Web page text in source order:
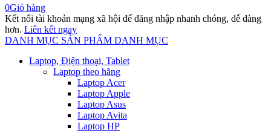
0Giỏ hàng
Kết nối tài khoản mạng xã hội để đăng nhập nhanh chóng, dễ dàng
hơn. Liên kết ngay
DANH MỤC SẢN PHẨM DANH MỤC
Laptop, Điện thoại, Tablet
Laptop theo hãng
Laptop Acer
Laptop Apple
Laptop Asus
Laptop Avita
Laptop HP